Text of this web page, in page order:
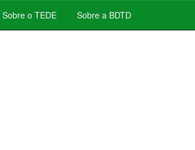
Sobre o TEDE Sobre a BDTD